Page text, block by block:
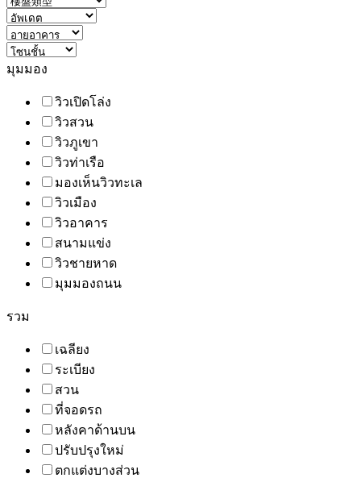
มุมมอง
วิวเปิดโล่ง
วิวสวน
วิวภูเขา
วิวท่าเรือ
มองเห็นวิวทะเล
วิวเมือง
วิวอาคาร
สนามแข่ง
วิวชายหาด
มุมมองถนน
รวม
เฉลียง
ระเบียง
สวน
ที่จอดรถ
หลังคาด้านบน
ปรับปรุงใหม่
ตกแต่งบางส่วน